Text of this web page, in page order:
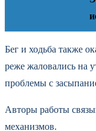
Бег и ходьба также
реже жаловались на
проблемы с
Авторы работы
механизмов.